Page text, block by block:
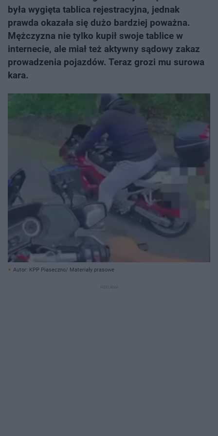
była wygięta tablica rejestracyjna, jednak
prawda okazała się dużo bardziej poważna.
Mężczyzna nie tylko kupił swoje tablice w
internecie, ale miał też aktywny sądowy zakaz
prowadzenia pojazdów. Teraz grozi mu surowa
kara.
Autor: KPP Piaseczno/ Materiały prasowe